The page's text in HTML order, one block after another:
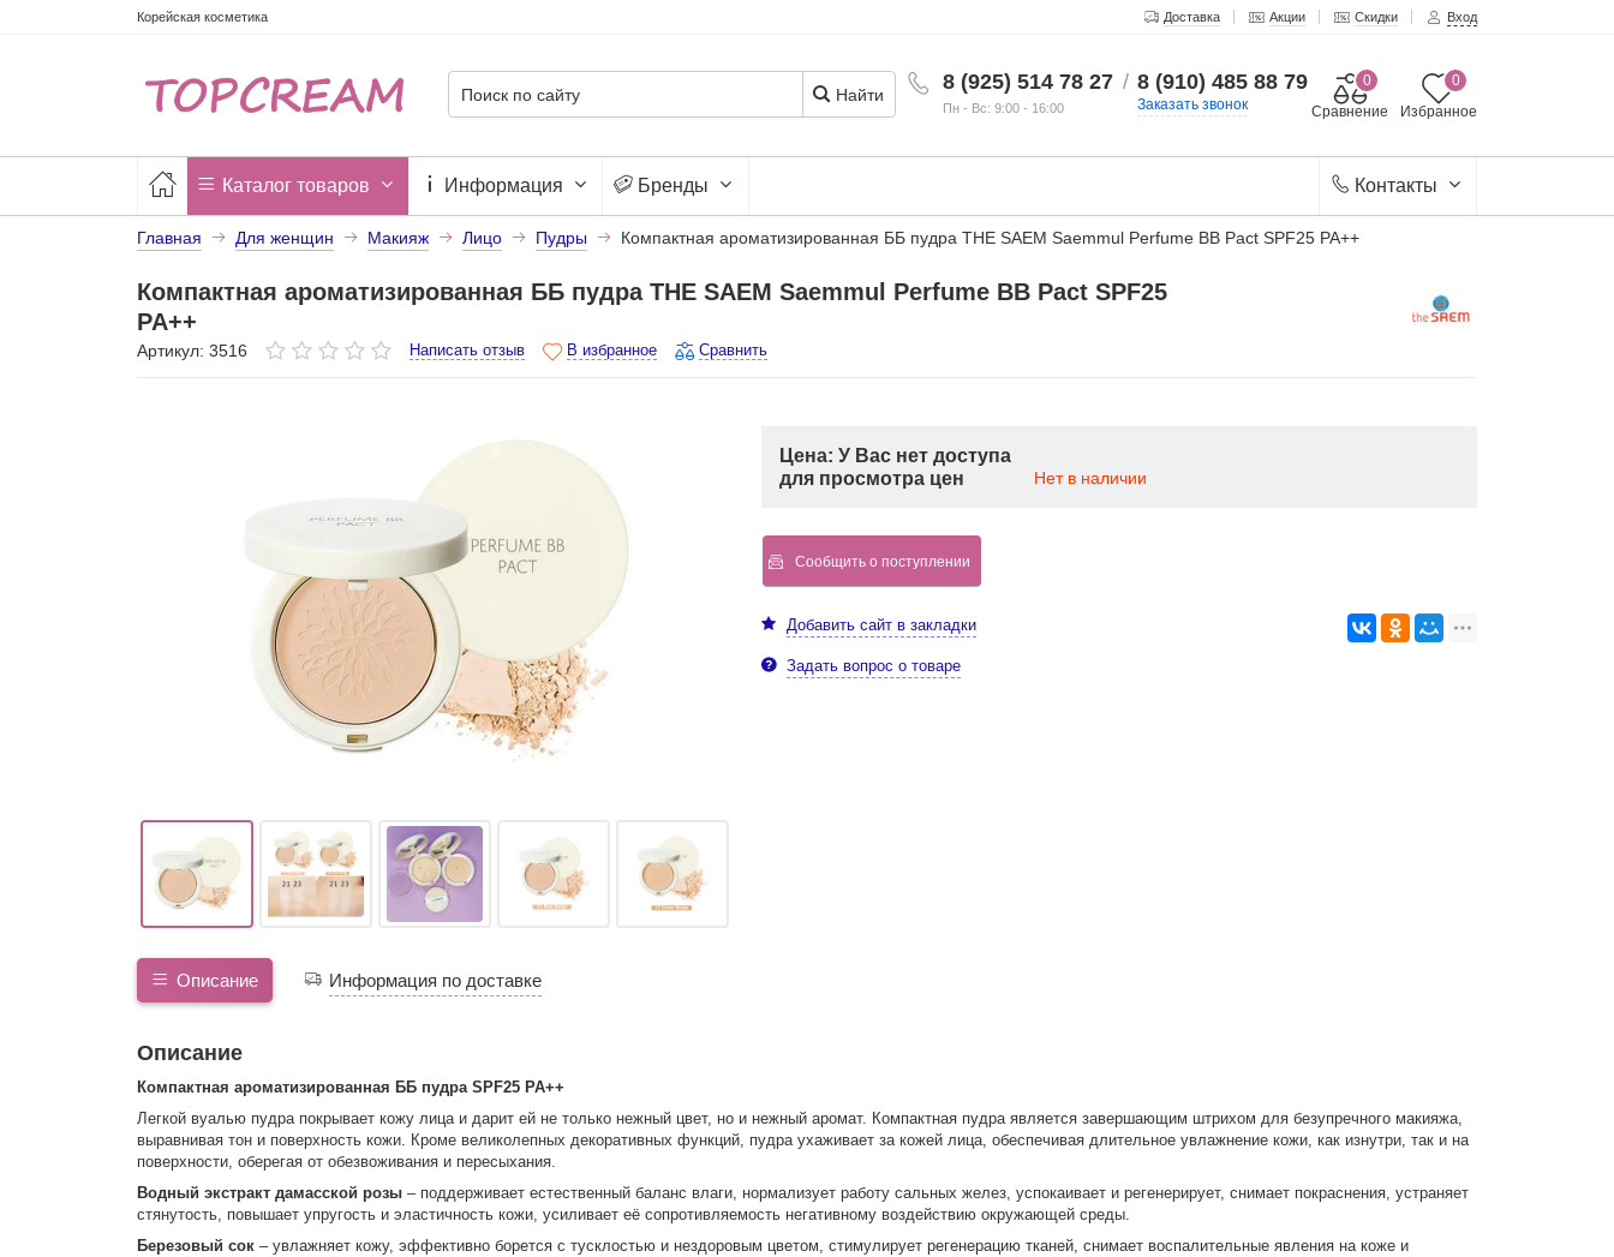
Корейская косметика Доставка Акции Скидки Вход
8 (925) 514 78 27
Пн - Вс: 9:00 - 16:00
/ 8 (910) 485 88 79
Заказать звонок Избранное
0
Сравнение
0
Найти
Каталог товаров Информация Бренды Контакты
Главная Для женщин Макияж Лицо Пудры Компактная ароматизированная ББ пудра THE SAEM Saemmul Perfume BB Pact SPF25 PA++
Компактная ароматизированная ББ пудра THE SAEM Saemmul Perfume BB Pact SPF25
PA++
Артикул: 3516 Написать отзыв В избранное Сравнить
Цена: У Вас нет доступа
для просмотра цен
Нет в наличии
Сообщить о поступлении
Добавить сайт в закладки
Задать вопрос о товаре
Описание Информация по доставке
Описание
Компактная ароматизированная ББ пудра SPF25 PA++
Легкой вуалью пудра покрывает кожу лица и дарит ей не только нежный цвет, но и нежный аромат. Компактная пудра является завершающим штрихом для безупречного макияжа,
выравнивая тон и поверхность кожи. Кроме великолепных декоративных функций, пудра ухаживает за кожей лица, обеспечивая длительное увлажнение кожи, как изнутри, так и на
поверхности, оберегая от обезвоживания и пересыхания.
Водный экстракт дамасской розы– поддерживает естественный баланс влаги, нормализует работу сальных желез, успокаивает и регенерирует, снимает покраснения, устраняет
стянутость, повышает упругость и эластичность кожи, усиливает её сопротивляемость негативному воздействию окружающей среды.
Березовый сок– увлажняет кожу, эффективно борется с тусклостью и нездоровым цветом, стимулирует регенерацию тканей, снимает воспалительные явления на коже и